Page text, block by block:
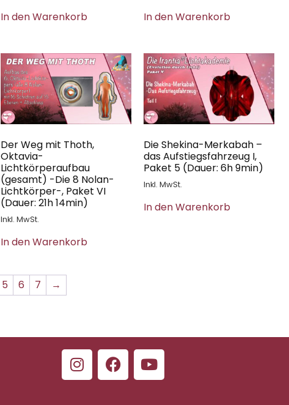
In den Warenkorb In den Warenkorb
Der Weg mit Thoth,
Oktavia-
Lichtkörperaufbau
(gesamt) -Die 8 Nolan-
Lichtkörper-, Paket VI
(Dauer: 21h 14min)
Inkl. MwSt.
In den Warenkorb
Die Shekina-Merkabah –
das Aufstiegsfahrzeug I,
Paket 5 (Dauer: 6h 9min)
Inkl. MwSt.
In den Warenkorb
5 6 7 →